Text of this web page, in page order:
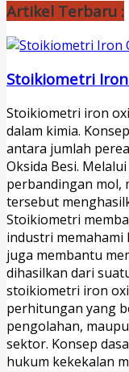
Artikel Terbaru :
Stoikiometri
Stoikiometri iron
dalam kimia.
antara jumlah
Oksida Besi.
perbandingan mol,
tersebut
Stoikiometri
industri memahami
juga membantu
dihasilkan dari
stoikiometri iron
perhitungan yang
pengolahan,
sektor. Konsep
hukum kekekalan